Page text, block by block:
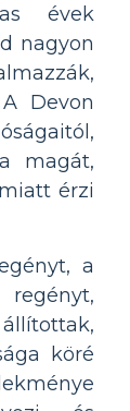
évek
nagyon
Devon
magát,
érzi
a
köré